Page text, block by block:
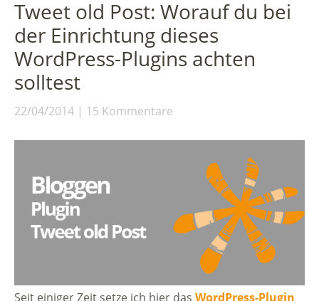
Tweet old Post: Worauf du bei
der Einrichtung dieses
WordPress-Plugins achten
solltest
22/04/2014 15 Kommentare
Seit einiger Zeit setze ich hier das WordPress-Plugin